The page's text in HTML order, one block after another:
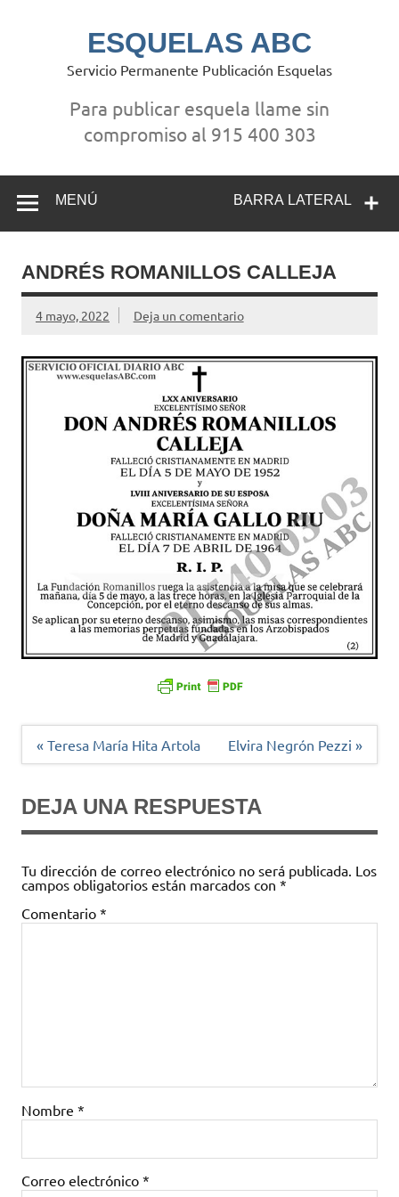
ESQUELAS ABC
Servicio Permanente Publicación Esquelas
Para publicar esquela llame sin
compromiso al 915 400 303
BARRA LATERAL
MENÚ
ANDRÉS ROMANILLOS CALLEJA
4 mayo, 2022 Deja un comentario
Navegación
« Teresa María Hita Artola Elvira Negrón Pezzi »
DEJA UNA RESPUESTA
Tu dirección de correo electrónico no será publicada. Los
campos obligatorios están marcados con *
Comentario *
Nombre *
Correo electrónico *